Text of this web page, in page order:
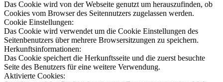
Das Cookie wird von der Webseite genutzt um herauszufinden, ob
Cookies vom Browser des Seitennutzers zugelassen werden.
Cookie Einstellungen:
Das Cookie wird verwendet um die Cookie Einstellungen des
Seitenbenutzers über mehrere Browsersitzungen zu speichern.
Herkunftsinformationen:
Das Cookie speichert die Herkunftsseite und die zuerst besuchte
Seite des Benutzers für eine weitere Verwendung.
Aktivierte Cookies: